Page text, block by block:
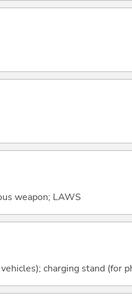
weapon; LAWS
charging stand (for